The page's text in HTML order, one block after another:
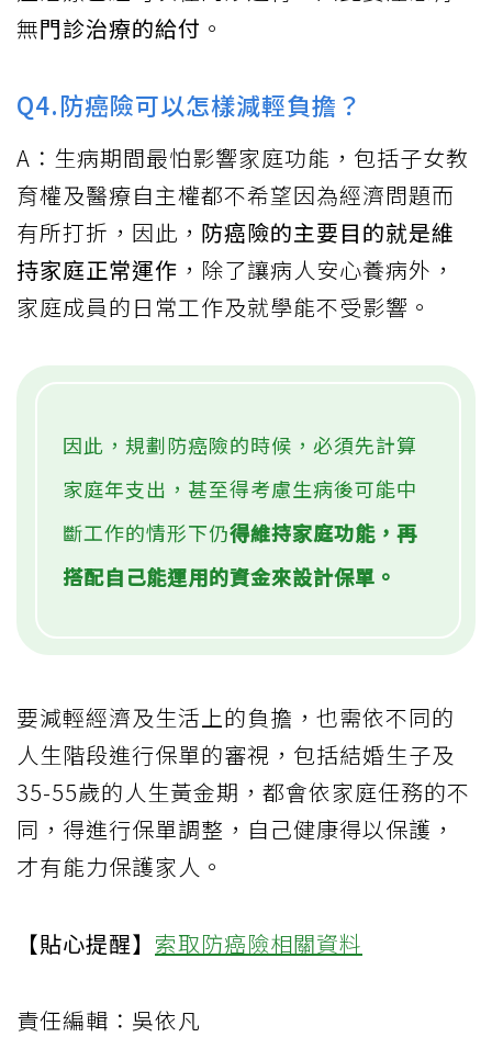
無門診治療的給付 。
Q4.防癌險可以怎樣減輕負擔？
A：生病期間最怕影響家庭功能，包括子女教
育權及醫療自主權都不希望因為經濟問題而
有所打折，因此， 防癌險的主要目的就是維
持家庭正常運作 ，除了讓病人安心養病外，
家庭成員的日常工作及就學能不受影響。
因此，規劃防癌險的時候，必須先計算
家庭年支出，甚至得考慮生病後可能中
斷工作的情形下仍得維持家庭功能，再
搭配自己能運用的資金來設計保單。
要減輕經濟及生活上的負擔，也需依不同的
人生階段進行保單的審視，包括結婚生子及
35-55歲的人生黃金期，都會依家庭任務的不
同，得進行保單調整，自己健康得以保護，
才有能力保護家人。
【貼心提醒】 索取防癌險相關資料
責任編輯：吳依凡